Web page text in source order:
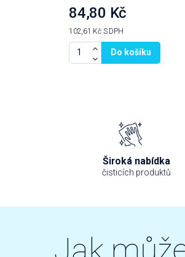
84,80 Kč
102,61 Kč S DPH
Do košíku
Široká nabídka
čisticích produktů